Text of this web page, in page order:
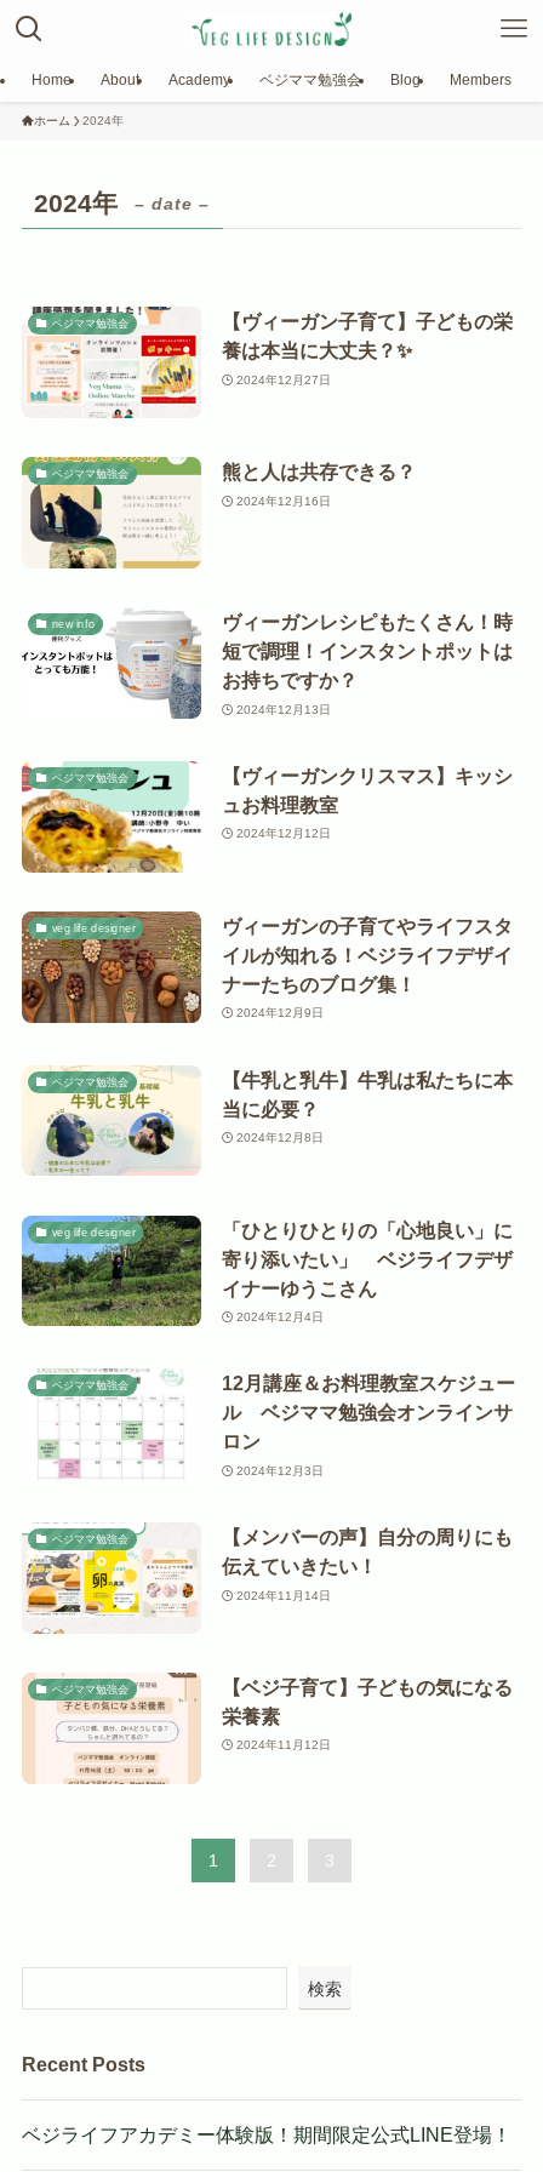
Home About Academy ベジママ勉強会 Blog Members
ホーム 2024年
2024年 – date –
ベジママ勉強会
【ヴィーガン子育て】子どもの栄
養は本当に大丈夫？✨
2024年12月27日
ベジママ勉強会 熊と人は共存できる？
2024年12月16日
new info
ヴィーガンレシピもたくさん！時
短で調理！インスタントポットは
お持ちですか？
2024年12月13日
ベジママ勉強会
【ヴィーガンクリスマス】キッシ
ュお料理教室
2024年12月12日
veg life designer
ヴィーガンの子育てやライフスタ
イルが知れる！ベジライフデザイ
ナーたちのブログ集！
2024年12月9日
ベジママ勉強会
【牛乳と乳牛】牛乳は私たちに本
当に必要？
2024年12月8日
veg life designer
「ひとりひとりの「心地良い」に
寄り添いたい」 ベジライフデザ
イナーゆうこさん
2024年12月4日
ベジママ勉強会
12月講座＆お料理教室スケジュー
ル ベジママ勉強会オンラインサ
ロン
2024年12月3日
ベジママ勉強会
【メンバーの声】自分の周りにも
伝えていきたい！
2024年11月14日
ベジママ勉強会
【ベジ子育て】子どもの気になる
栄養素
2024年11月12日
1 2 3
検索
Recent Posts
ベジライフアカデミー体験版！期間限定公式LINE登場！